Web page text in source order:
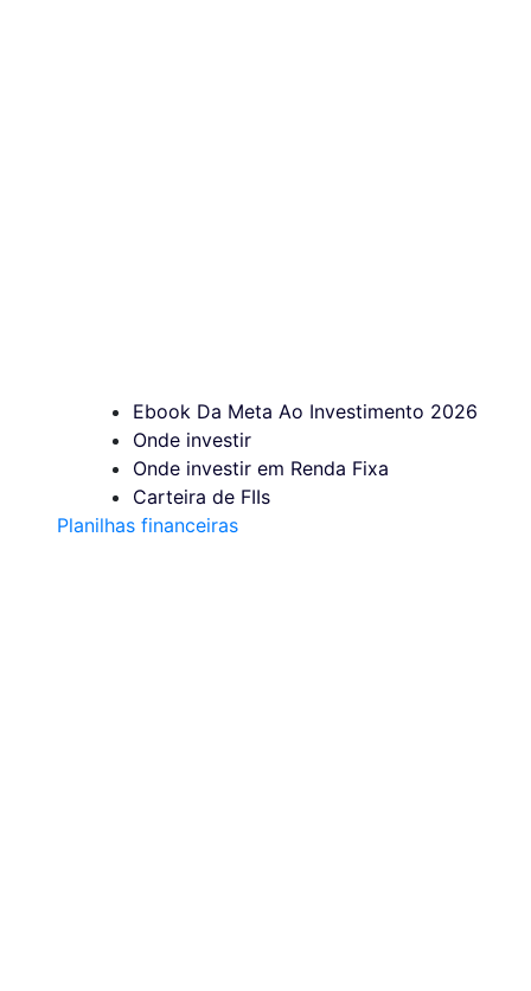
Ebook Da Meta Ao Investimento 2026
Onde investir
Onde investir em Renda Fixa
Carteira de FIIs
Planilhas financeiras